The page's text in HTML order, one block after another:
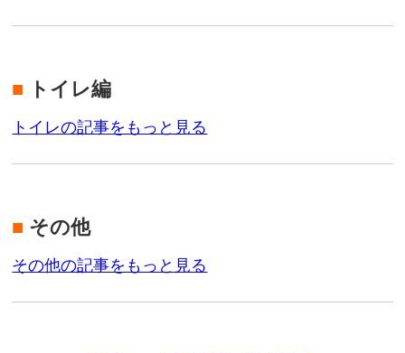
■ トイレ編
トイレの記事をもっと見る
■ その他
その他の記事をもっと見る